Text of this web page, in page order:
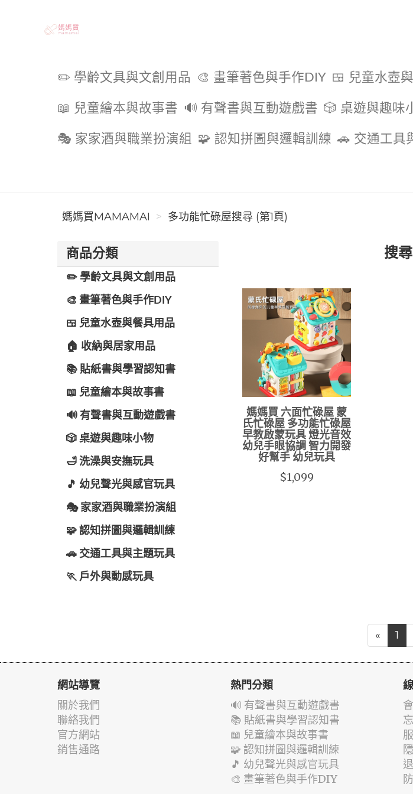
✏️ 學齡文具與文創用品 🎨 畫筆著色與手作DIY 🍱 兒童水壺
📖 兒童繪本與故事書 🔊 有聲書與互動遊戲書 🎲 桌遊與趣味
🎭 家家酒與職業扮演組 🧩 認知拼圖與邏輯訓練 🚗 交通工具
媽媽買MAMAMAI 多功能忙碌屋搜尋 (第1頁)
商品分類
✏️ 學齡文具與文創用品
🎨 畫筆著色與手作DIY
🍱 兒童水壺與餐具用品
🏠 收納與居家用品
📚 貼紙書與學習認知書
📖 兒童繪本與故事書
🔊 有聲書與互動遊戲書
🎲 桌遊與趣味小物
🛁 洗澡與安撫玩具
🎵 幼兒聲光與感官玩具
🎭 家家酒與職業扮演組
🧩 認知拼圖與邏輯訓練
🚗 交通工具與主題玩具
🏃 戶外與動感玩具
搜
媽媽買 六面忙碌屋 蒙
氏忙碌屋 多功能忙碌屋
早教啟蒙玩具 燈光音效
幼兒手眼協調 智力開發
好幫手 幼兒玩具
$1,099
« 1
網站導覽
關於我們
聯絡我們
官方網站
銷售通路
熱門分類
🔊 有聲書與互動遊戲書
📚 貼紙書與學習認知書
📖 兒童繪本與故事書
🧩 認知拼圖與邏輯訓練
🎵 幼兒聲光與感官玩具
🎨 畫筆著色與手作DIY